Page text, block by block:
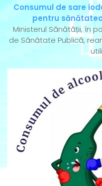
Consumul de sare
pentru
Ministerul Sănătății, în
de Sănătate Publică,